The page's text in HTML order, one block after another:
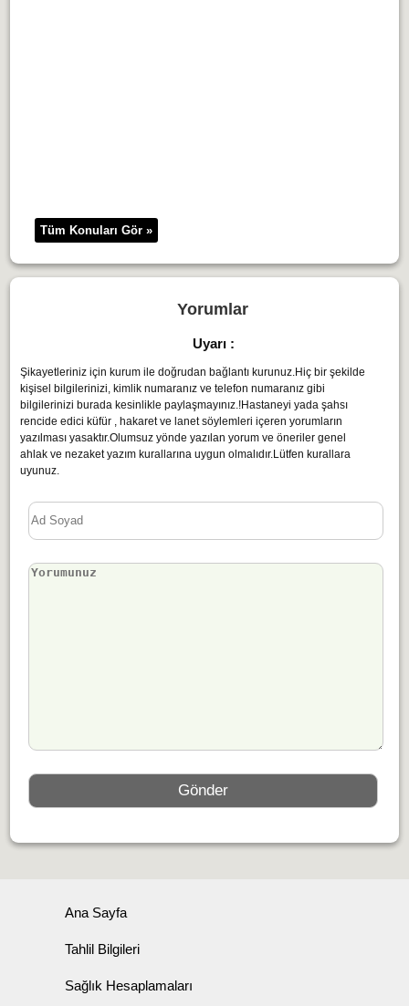
Tüm Konuları Gör »
Yorumlar
Uyarı :
Şikayetleriniz için kurum ile doğrudan bağlantı kurunuz.Hiç bir şekilde
kişisel bilgilerinizi, kimlik numaranız ve telefon numaranız gibi
bilgilerinizi burada kesinlikle paylaşmayınız.!Hastaneyi yada şahsı
rencide edici küfür , hakaret ve lanet söylemleri içeren yorumların
yazılması yasaktır.Olumsuz yönde yazılan yorum ve öneriler genel
ahlak ve nezaket yazım kurallarına uygun olmalıdır.Lütfen kurallara
uyunuz.
Ana Sayfa
Tahlil Bilgileri
Sağlık Hesaplamaları